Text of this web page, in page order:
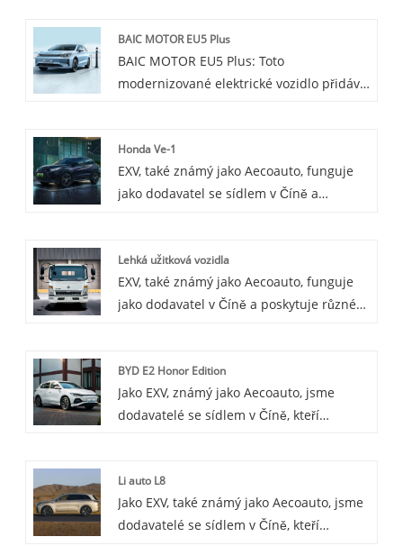
BAIC MOTOR EU5 Plus
BAIC MOTOR EU5 Plus: Toto
modernizované elektrické vozidlo přidává
technologie autonomního řízení,
inteligentní funkce propojení a
výkonnější systém správy baterie, díky
Zároveň má také delší výdrž baterie a
pohodlnější vnitřní prostor, díky čemuž je
tou nejlepší volbou pro vaše cestování.
Honda Ve-1
EXV, také známý jako Aecoauto, funguje
jako dodavatel se sídlem v Číně a
elektrický model, který je součástí nové
řady energetických vozidel Honda Motor.
Může mít elektrický pohon a nulové
Lehká užitková vozidla
EXV, také známý jako Aecoauto, funguje
jako dodavatel v Číně a poskytuje různé
pokrývají širokou škálu špičkových pick-
upů, SUV, VAN a MPV, stejně jako vodíkové
palivo, čistě elektrické, hybridní, topné
BYD E2 Honor Edition
Jako EXV, známý jako Aecoauto, jsme
dodavatelé se sídlem v Číně, kteří
Li auto L8
Jako EXV, také známý jako Aecoauto, jsme
dodavatelé se sídlem v Číně, kteří